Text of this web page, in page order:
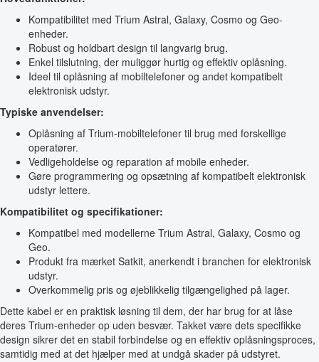
Kompatibilitet med Trium Astral, Galaxy, Cosmo og Geo-
enheder.
Robust og holdbart design til langvarig brug.
Enkel tilslutning, der muliggør hurtig og effektiv oplåsning.
Ideel til oplåsning af mobiltelefoner og andet kompatibelt
elektronisk udstyr.
Typiske anvendelser:
Oplåsning af Trium-mobiltelefoner til brug med forskellige
operatører.
Vedligeholdelse og reparation af mobile enheder.
Gøre programmering og opsætning af kompatibelt elektronisk
udstyr lettere.
Kompatibilitet og specifikationer:
Kompatibel med modellerne Trium Astral, Galaxy, Cosmo og
Geo.
Produkt fra mærket Satkit, anerkendt i branchen for elektronisk
udstyr.
Overkommelig pris og øjeblikkelig tilgængelighed på lager.
Dette kabel er en praktisk løsning til dem, der har brug for at låse
deres Trium-enheder op uden besvær. Takket være dets specifikke
design sikrer det en stabil forbindelse og en effektiv oplåsningsproces,
samtidig med at det hjælper med at undgå skader på udstyret.